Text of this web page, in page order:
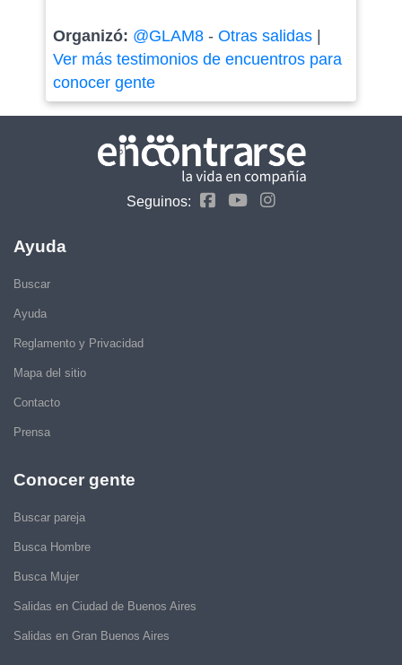
Organizó: @GLAM8- Otras salidas|
Ver más testimonios de encuentros para
conocer gente
Seguinos:
Ayuda
Buscar
Ayuda
Reglamento y Privacidad
Mapa del sitio
Contacto
Prensa
Conocer gente
Buscar pareja
Busca Hombre
Busca Mujer
Salidas en Ciudad de Buenos Aires
Salidas en Gran Buenos Aires